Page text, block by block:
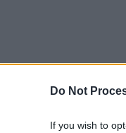
Do Not
If you wish to